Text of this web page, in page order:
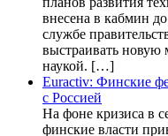
внесена в кабмин
службе
выстраивать новую
наукой. […]
Euractiv: Финские
с Россией
На фоне кризиса в
финские власти